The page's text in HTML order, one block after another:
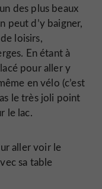
des plus beaux
peut d’y baigner,
loisirs,
En étant à
pour aller y
en vélo (c’est
le très joli point
le lac.
aller voir le
sa table